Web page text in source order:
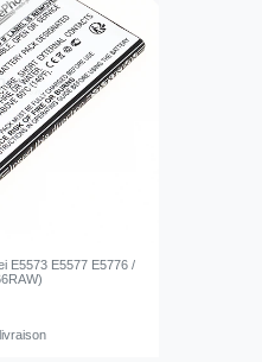
E5573 E5577 E5776 /